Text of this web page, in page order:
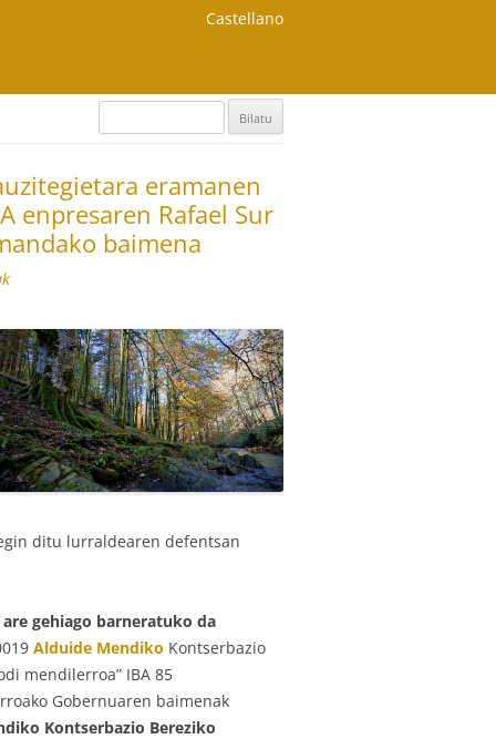
Castellano
Bilatu:
eramanen
enpresaren Rafael Sur
baimena
ditu lurraldearen defentsan
are gehiago barneratuko da
Alduide Mendiko Kontserbazio
mendilerroa” IBA 85
Gobernuaren baimenak
Kontserbazio Bereziko